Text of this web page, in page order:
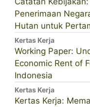
Penerimaan
Hutan untuk
Kertas Kerja
Working Paper:
Economic Rent of
Indonesia
Kertas Kerja
Kertas Kerja: